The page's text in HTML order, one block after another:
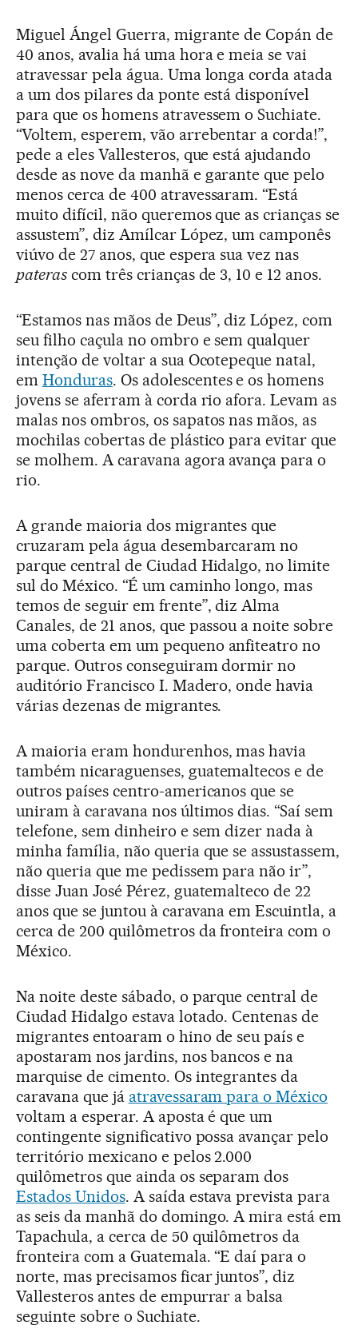
Miguel Ángel Guerra, migrante de Copán de
40 anos, avalia há uma hora e meia se vai
atravessar pela água. Uma longa corda atada
a um dos pilares da ponte está disponível
para que os homens atravessem o Suchiate.
“Voltem, esperem, vão arrebentar a corda!”,
pede a eles Vallesteros, que está ajudando
desde as nove da manhã e garante que pelo
menos cerca de 400 atravessaram. “Está
muito difícil, não queremos que as crianças se
assustem”, diz Amílcar López, um camponês
viúvo de 27 anos, que espera sua vez nas
paterascom três crianças de 3, 10 e 12 anos.
“Estamos nas mãos de Deus”, diz López, com
seu filho caçula no ombro e sem qualquer
intenção de voltar a sua Ocotepeque natal,
em Honduras. Os adolescentes e os homens
jovens se aferram à corda rio afora. Levam as
malas nos ombros, os sapatos nas mãos, as
mochilas cobertas de plástico para evitar que
se molhem. A caravana agora avança para o
rio.
A grande maioria dos migrantes que
cruzaram pela água desembarcaram no
parque central de Ciudad Hidalgo, no limite
sul do México. “É um caminho longo, mas
temos de seguir em frente”, diz Alma
Canales, de 21 anos, que passou a noite sobre
uma coberta em um pequeno anfiteatro no
parque. Outros conseguiram dormir no
auditório Francisco I. Madero, onde havia
várias dezenas de migrantes.
A maioria eram hondurenhos, mas havia
também nicaraguenses, guatemaltecos e de
outros países centro-americanos que se
uniram à caravana nos últimos dias. “Saí sem
telefone, sem dinheiro e sem dizer nada à
minha família, não queria que se assustassem,
não queria que me pedissem para não ir”,
disse Juan José Pérez, guatemalteco de 22
anos que se juntou à caravana em Escuintla, a
cerca de 200 quilômetros da fronteira com o
México.
Na noite deste sábado, o parque central de
Ciudad Hidalgo estava lotado. Centenas de
migrantes entoaram o hino de seu país e
apostaram nos jardins, nos bancos e na
marquise de cimento. Os integrantes da
caravana que já atravessaram para o México
voltam a esperar. A aposta é que um
contingente significativo possa avançar pelo
território mexicano e pelos 2.000
quilômetros que ainda os separam dos
Estados Unidos. A saída estava prevista para
as seis da manhã do domingo. A mira está em
Tapachula, a cerca de 50 quilômetros da
fronteira com a Guatemala. “E daí para o
norte, mas precisamos ficar juntos”, diz
Vallesteros antes de empurrar a balsa
seguinte sobre o Suchiate.